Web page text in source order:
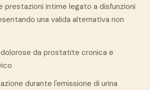
prestazioni intime legato a disfunzioni
una valida alternativa non
da prostatite cronica e
durante l'emissione di urina